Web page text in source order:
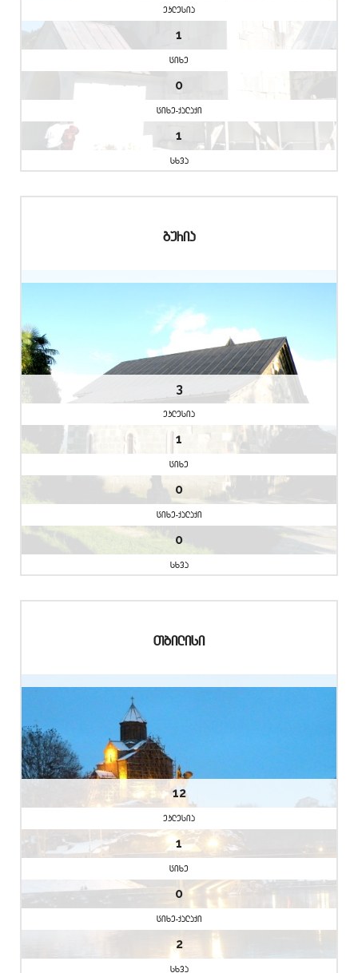
eklesia
1
cixe
0
cixe-qalaqi
1
sxva
guria
3
eklesia
1
cixe
0
cixe-qalaqi
0
sxva
Tbilisi
12
eklesia
1
cixe
0
cixe-qalaqi
2
sxva